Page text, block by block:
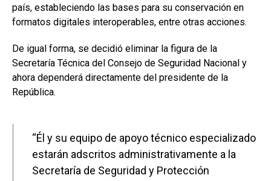
país, estableciendo las bases para su conservación en
formatos digitales interoperables, entre otras acciones.
De igual forma, se decidió eliminar la figura de la
Secretaría Técnica del Consejo de Seguridad Nacional y
ahora dependerá directamente del presidente de la
República.
“Él y su equipo de apoyo técnico especializado
estarán adscritos administrativamente a la
Secretaría de Seguridad y Protección